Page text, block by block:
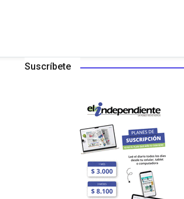
Suscríbete